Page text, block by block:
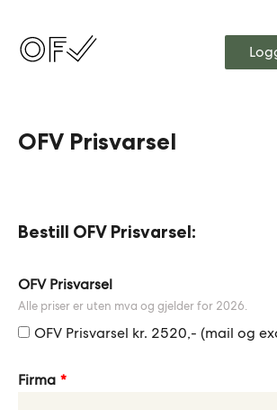
OFV Prisvarsel
Bestill OFV Prisvarsel:
Leave
this
field
OFV Prisvarsel
Alle priser er uten mva og gjelder for 2026.
OFV Prisvarsel kr. 2520,- (mail og
Firma